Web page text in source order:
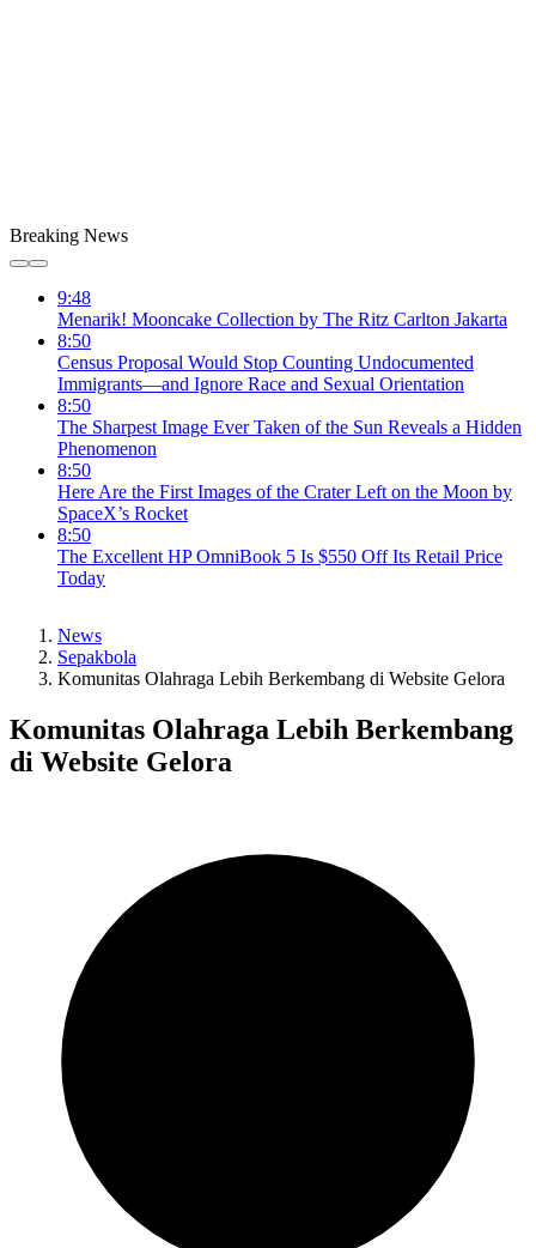
Breaking News
9:48
Menarik! Mooncake Collection by The Ritz Carlton Jakarta
8:50
Census Proposal Would Stop Counting Undocumented
Immigrants—and Ignore Race and Sexual Orientation
8:50
The Sharpest Image Ever Taken of the Sun Reveals a Hidden
Phenomenon
8:50
Here Are the First Images of the Crater Left on the Moon by
SpaceX’s Rocket
8:50
The Excellent HP OmniBook 5 Is $550 Off Its Retail Price
Today
News
Sepakbola
Komunitas Olahraga Lebih Berkembang di Website Gelora
Komunitas Olahraga Lebih Berkembang
di Website Gelora